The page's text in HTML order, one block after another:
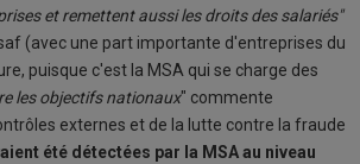
et remettent aussi les droits des salariés"
(avec une part importante d'entreprises du
puisque c'est la MSA qui se charge des
les objectifs nationaux" commente
externes et de la lutte contre la fraude
été détectées par la MSA au niveau